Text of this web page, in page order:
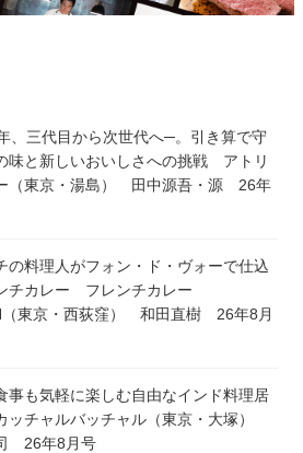
、三代目から次世代へ─。引き算で守
味と新しいおいしさへの挑戦 アトリ
（東京・湯島） 田中源吾・源 26年
の料理人がフォン・ド・ヴォーで仕込
チカレー フレンチカレー
（東京・西荻窪） 和田直樹 26年8月
事も気軽に楽しむ自由なインド料理居
チャルバッチャル（東京・大塚）
26年8月号